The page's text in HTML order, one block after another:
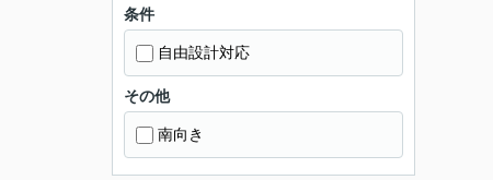
条件
自由設計対応
その他
南向き